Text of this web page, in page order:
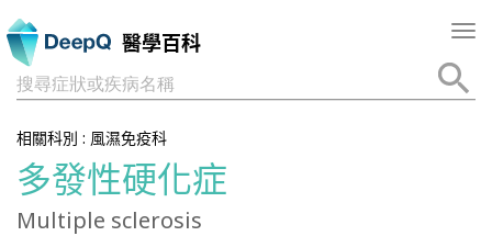
醫學百科
搜尋症狀或疾病名稱
相關科別 : 風濕免疫科
多發性硬化症
Multiple sclerosis